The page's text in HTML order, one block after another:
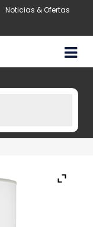
Noticias & Ofertas